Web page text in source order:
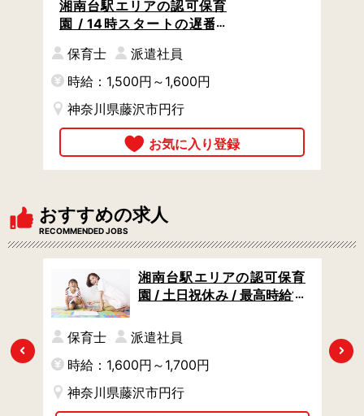
湘南台駅エリアの認可保育
園 / 14時スタートの遅番 /
たり通勤 / ブランク歓迎
保育士
派遣社員
時給：1,500円～1,600円
神奈川県藤沢市円行
おすすめの求人
RECOMMENDED JOBS
Previous
湘南台駅エリアの認可保育
園 / 土日祝休み / 最高時給17
的な保育
保育士
派遣社員
時給：1,600円～1,700円
神奈川県藤沢市円行
Next